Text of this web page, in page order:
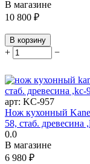
В магазине
10 800 ₽
В корзину
+ −
арт: KC-957
Нож кухонный
58, стаб. древесина
0.0
В магазине
6 980 ₽